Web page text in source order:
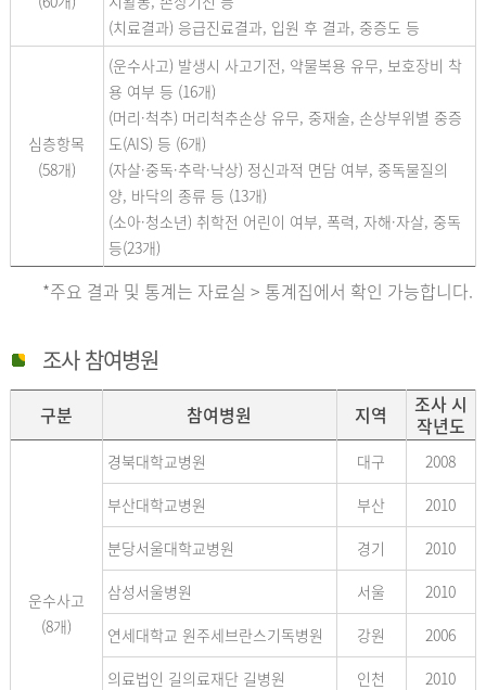
(치료결과) 응급진료결과, 입원 후 결과, 중증도 등
심층항목
(58개)
(운수사고) 발생시 사고기전, 약물복용 유무, 보호장비 착
용 여부 등 (16개)
(머리·척추) 머리척추손상 유무, 중재술, 손상부위별 중증
도(AIS) 등 (6개)
(자살·중독·추락·낙상) 정신과적 면담 여부, 중독물질의
양, 바닥의 종류 등 (13개)
(소아·청소년) 취학전 어린이 여부, 폭력, 자해·자살, 중독
등(23개)
*주요 결과 및 통계는 자료실 > 통계집에서 확인 가능합니다.
조사 참여병원
구분 참여병원 지역
조사 시
작년도
운수사고
(8개)
경북대학교병원 대구
2008
부산대학교병원
부산
2010
분당서울대학교병원
경기
2010
삼성서울병원
서울
2010
연세대학교 원주세브란스기독병원
강원
2006
의료법인 길의료재단 길병원
인천
2010